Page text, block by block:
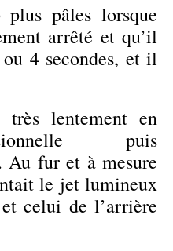
pâles lorsque
arrêté et qu’il
4 secondes, et il
lentement en
puis
Au fur et à mesure
le jet lumineux
celui de l’arrière